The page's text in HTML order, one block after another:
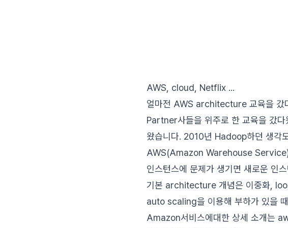
AWS, cloud, Netflix ...
얼마전 AWS architecture 교육을 갔
Partner사들을 위주로 한 교육을 갔
왔습니다. 2010년 Hadoop하던 생각
AWS(Amazon Warehouse
인스턴스에 문제가 생기면 새로운 인
기본 architecture 개념은 이중화,
auto scaling을 이용해 부하가 있을
Amazon서비스에대한 상세 소개는